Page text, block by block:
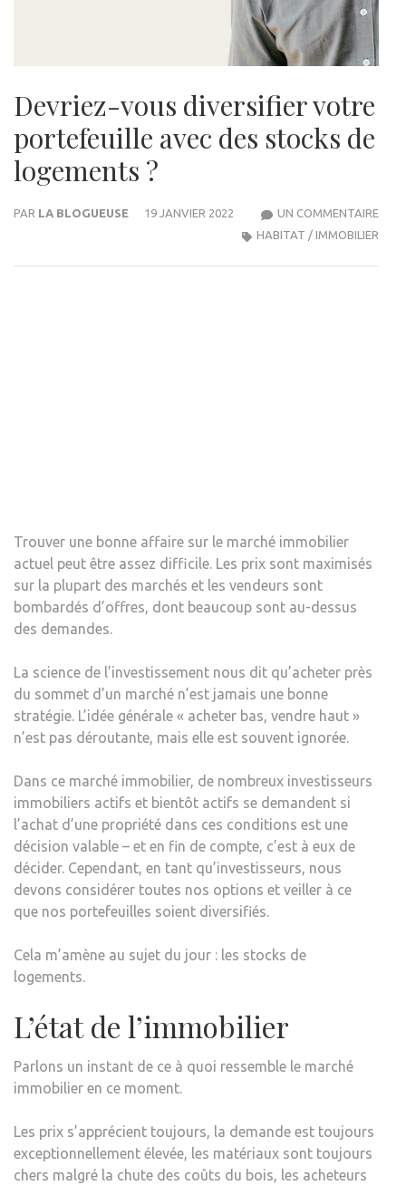
Devriez-vous diversifier votre
portefeuille avec des stocks de
logements ?
PAR LA BLOGUEUSE 19 JANVIER 2022 UN COMMENTAIRESUR
HABITAT / IMMOBILIER
Trouver une bonne affaire sur le marché immobilier
actuel peut être assez difficile. Les prix sont maximisés
sur la plupart des marchés et les vendeurs sont
bombardés d’offres, dont beaucoup sont au-dessus
des demandes.
La science de l’investissement nous dit qu’acheter près
du sommet d’un marché n’est jamais une bonne
stratégie. L’idée générale « acheter bas, vendre haut »
n’est pas déroutante, mais elle est souvent ignorée.
Dans ce marché immobilier, de nombreux investisseurs
immobiliers actifs et bientôt actifs se demandent si
l’achat d’une propriété dans ces conditions est une
décision valable – et en fin de compte, c’est à eux de
décider. Cependant, en tant qu’investisseurs, nous
devons considérer toutes nos options et veiller à ce
que nos portefeuilles soient diversifiés.
Cela m’amène au sujet du jour : les stocks de
logements.
L’état de l’immobilier
Parlons un instant de ce à quoi ressemble le marché
immobilier en ce moment.
Les prix s’apprécient toujours, la demande est toujours
exceptionnellement élevée, les matériaux sont toujours
chers malgré la chute des coûts du bois, les acheteurs